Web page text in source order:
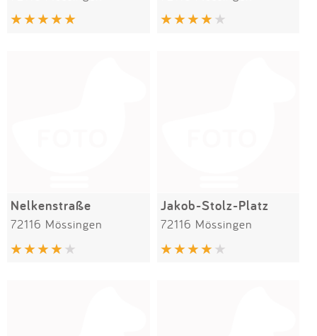
Nelkenstraße
72116 Mössingen
Jakob-Stolz-Platz
72116 Mössingen